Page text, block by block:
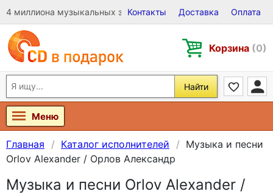
4 миллиона музыкальных записей на Виниле, CD и DVD
Контакты Доставка Оплата
Корзина (0)
Найти
Меню
Главная Каталог исполнителей
Музыка и песни
Orlov Alexander / Орлов Александр
Музыка и песни Orlov Alexander /